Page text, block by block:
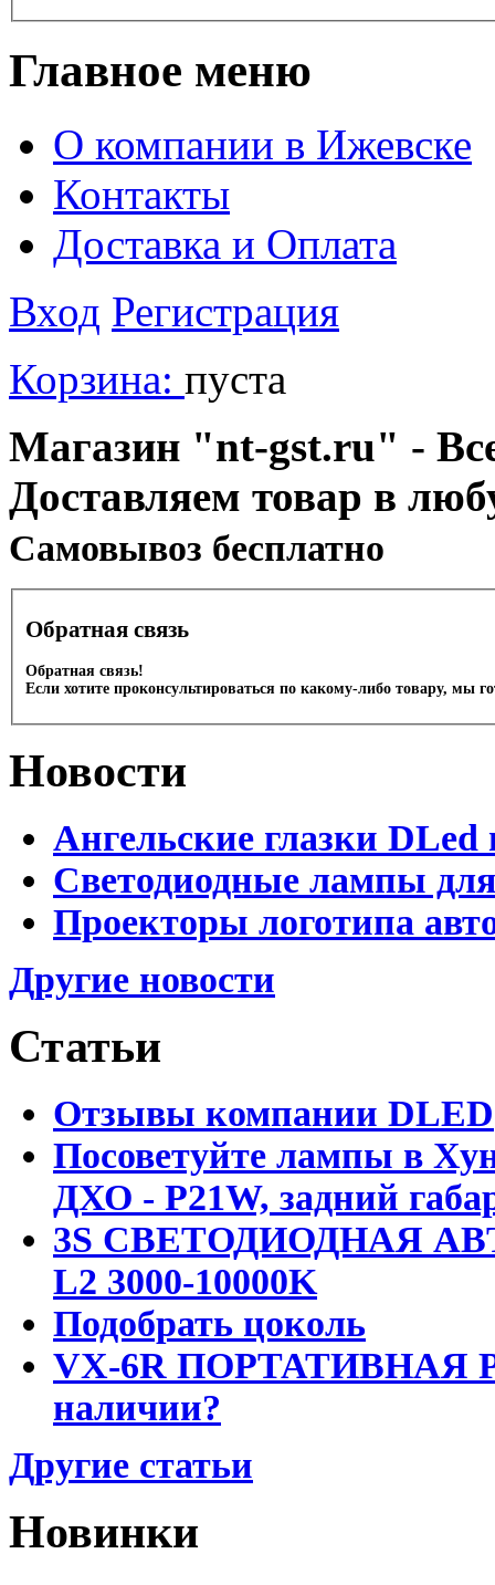
Главное меню
О компании в Ижевске
Контакты
Доставка и Оплата
Вход Регистрация
Корзина: пуста
Магазин "nt-gst.ru" -
Доставляем товар в
Cамовывоз бесплатно
Обратная связь
Обратная связь!
Если хотите проконсультироваться по какому-либо товару, мы
Новости
Ангельские глазки DLed
Светодиодные лампы
Проекторы логотипа
Другие новости
Статьи
Отзывы компании DLED
Посоветуйте лампы в
ДХО - P21W, задний
3S СВЕТОДИОДНАЯ
L2 3000-10000K
Подобрать цоколь
VX-6R ПОРТАТИВНАЯ
наличии?
Другие статьи
Новинки